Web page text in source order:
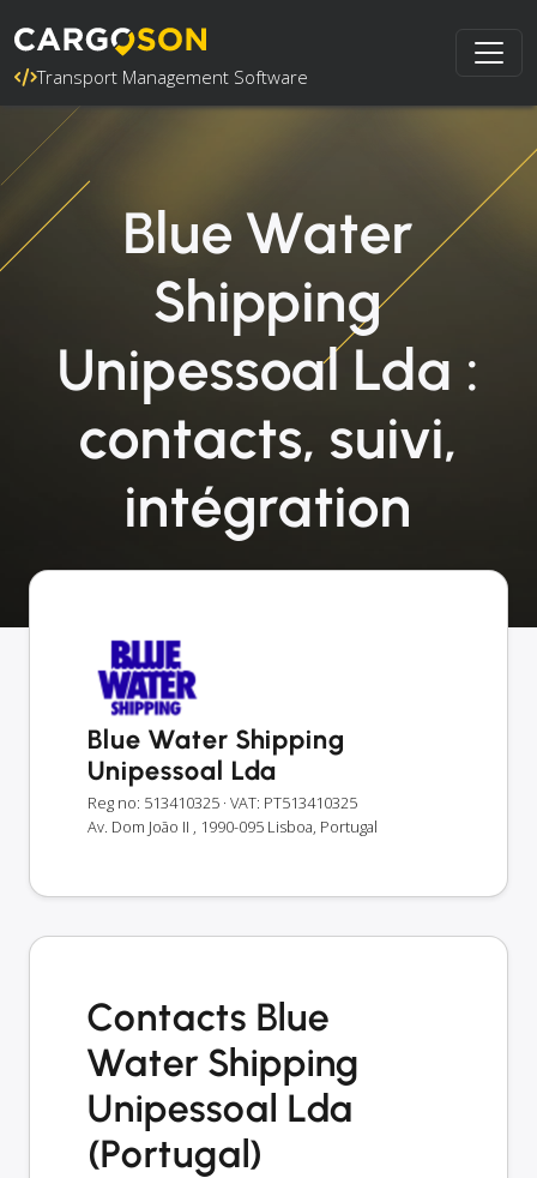
Transport Management Software
Blue Water
Shipping
Unipessoal Lda :
contacts, suivi,
intégration
Blue Water Shipping
Unipessoal Lda
Reg no: 513410325 · VAT: PT513410325
Av. Dom João II , 1990-095 Lisboa, Portugal
Contacts Blue
Water Shipping
Unipessoal Lda
(Portugal)